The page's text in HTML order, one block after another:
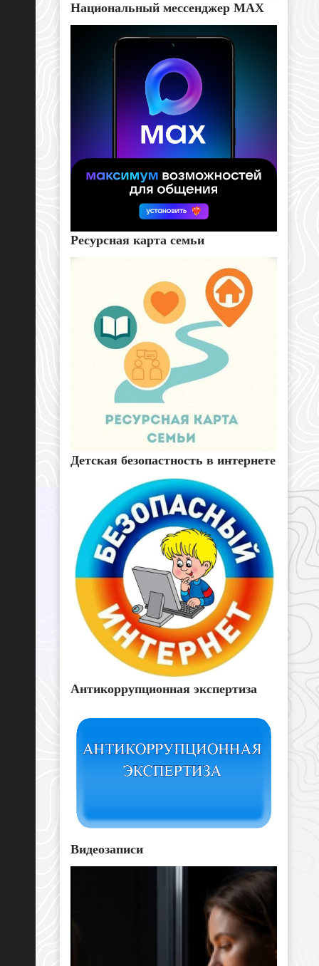
Национальный мессенджер MAX
Ресурсная карта семьи
Детская безопастность в интернете
Антикоррупционная экспертиза
Видеозаписи